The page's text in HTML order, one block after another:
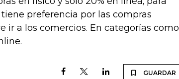
preferencia por las compras
ir a los comercios. En categorías como
GUARDAR